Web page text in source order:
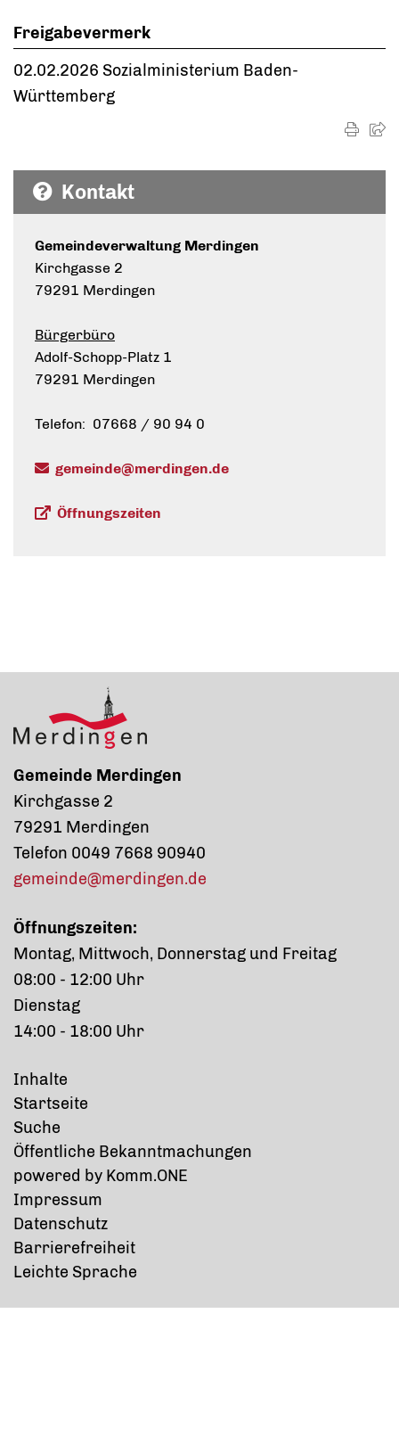
Freigabevermerk
02.02.2026 Sozialministerium Baden-
Württemberg
Kontakt
Gemeindeverwaltung Merdingen
Kirchgasse 2
79291 Merdingen
Bürgerbüro
Adolf-Schopp-Platz 1
79291 Merdingen
Telefon: 07668 / 90 94 0
gemeinde@merdingen.de
Öffnungszeiten
Gemeinde Merdingen
Kirchgasse 2
79291 Merdingen
Telefon 0049 7668 90940
gemeinde@merdingen.de
Öffnungszeiten:
Montag, Mittwoch, Donnerstag und Freitag
08:00 - 12:00 Uhr
Dienstag
14:00 - 18:00 Uhr
Inhalte
Startseite
Suche
Öffentliche Bekanntmachungen
powered by Komm.ONE
Impressum
Datenschutz
Barrierefreiheit
Leichte Sprache